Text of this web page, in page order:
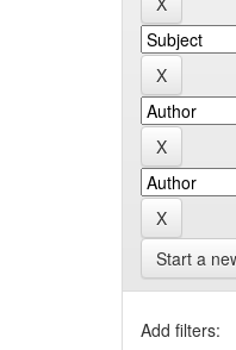
Start a
Add filters: